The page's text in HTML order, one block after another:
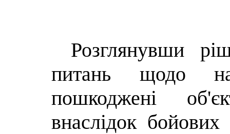
Розглянувши
питань щодо
пошкоджені
внаслідок бойових